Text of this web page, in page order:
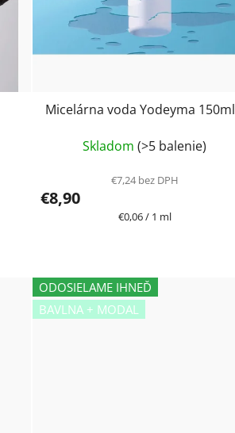
Micelárna voda Yodeyma 150ml
Skladom(>5 balenie)
€7,24 bez DPH
€8,90
Jednotková
€0,06 / 1 ml
ODOSIELAME IHNEĎ
BAVLNA + MODAL